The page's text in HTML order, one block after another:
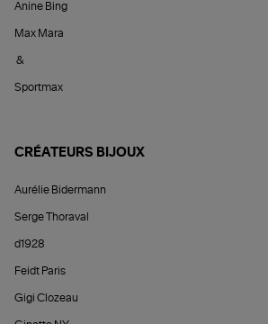
Anine Bing
Max Mara
&
Sportmax
CRÉATEURS BIJOUX
Aurélie Bidermann
Serge Thoraval
d1928
Feidt Paris
Gigi Clozeau